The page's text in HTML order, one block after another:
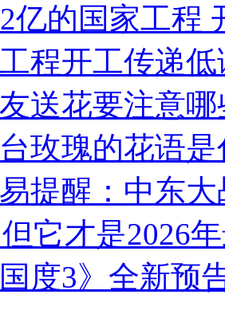
亿的国家工程
程开工传递
送花要注意
玫瑰的花语
提醒：中东
它才是2026
国度3》全新预